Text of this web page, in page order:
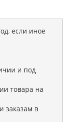
расшивки
проводников
если иное
и под
товара на
заказам в